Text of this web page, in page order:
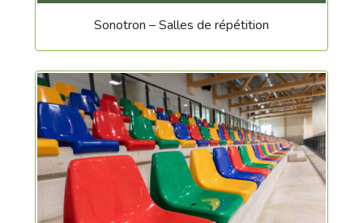
Sonotron – Salles de répétition